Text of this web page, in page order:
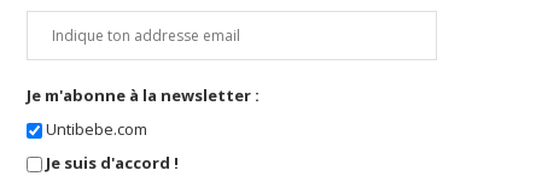
Je m'abonne à la newsletter :
Untibebe.com
Je suis d'accord !